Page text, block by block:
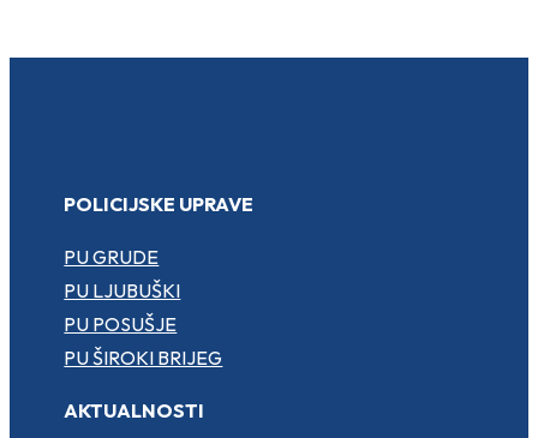
POLICIJSKE UPRAVE
PU GRUDE
PU LJUBUŠKI
PU POSUŠJE
PU ŠIROKI BRIJEG
AKTUALNOSTI